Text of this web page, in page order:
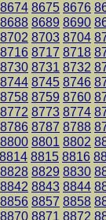
8674 8675 8676
8688 8689 8690
8702 8703 8704
8716 8717 8718
8730 8731 8732
8744 8745 8746
8758 8759 8760
8772 8773 8774
8786 8787 8788
8800 8801 8802
8814 8815 8816
8828 8829 8830
8842 8843 8844
8856 8857 8858
8870 8871 8872